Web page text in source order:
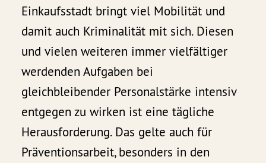
Einkaufsstadt bringt viel Mobilität und
damit auch Kriminalität mit sich. Diesen
und vielen weiteren immer vielfältiger
werdenden Aufgaben bei
gleichbleibender Personalstärke intensiv
entgegen zu wirken ist eine tägliche
Herausforderung. Das gelte auch für
Präventionsarbeit, besonders in den